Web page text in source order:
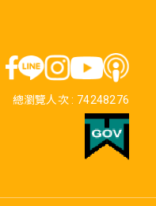
總瀏覽人次 : 74248276